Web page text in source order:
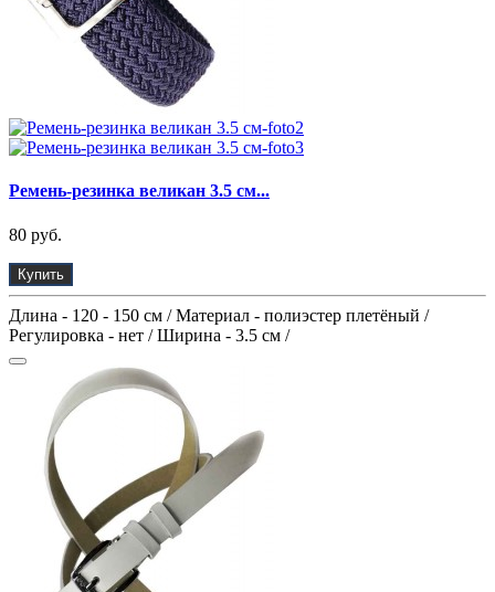
Ремень-резинка великан 3.5 см...
80 руб.
Купить
Длина - 120 - 150 см / Материал - полиэстер плетёный /
Регулировка - нет / Ширина - 3.5 см /